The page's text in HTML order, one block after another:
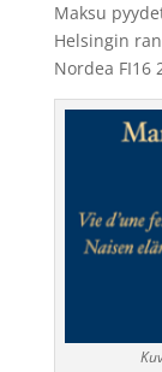
Maksu
Helsingin
Nordea FI16